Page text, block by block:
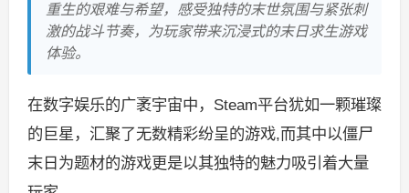
重生的艰难与希望，感受独特的末世氛围与紧张刺
激的战斗节奏，为玩家带来沉浸式的末日求生游戏
体验。
在数字娱乐的广袤宇宙中，Steam平台犹如一颗璀璨
的巨星，汇聚了无数精彩纷呈的游戏,而其中以僵尸
末日为题材的游戏更是以其独特的魅力吸引着大量